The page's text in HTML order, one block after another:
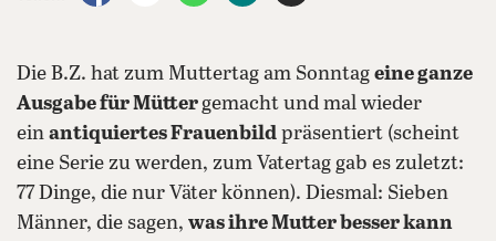
Die B.Z. hat zum Muttertag am Sonntag eine ganze
Ausgabe für Müttergemacht und mal wieder
ein antiquiertes Frauenbild präsentiert (scheint
eine Serie zu werden, zum Vatertag gab es zuletzt:
77 Dinge, die nur Väter können). Diesmal: Sieben
Männer, die sagen, was ihre Mutter besser kann